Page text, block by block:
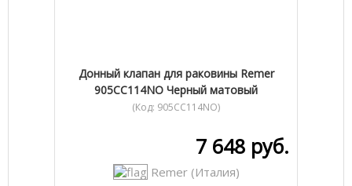
Донный клапан для раковины Remer
905CC114NO Черный матовый
(Код: 905CC114NO)
7 648 руб.
Remer (Италия)